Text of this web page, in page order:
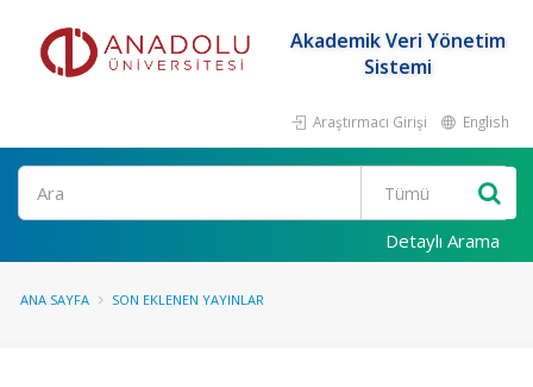
Akademik Veri Yönetim
Sistemi
Araştırmacı Girişi English
Ara
Detaylı Arama
ANA SAYFA SON EKLENEN YAYINLAR